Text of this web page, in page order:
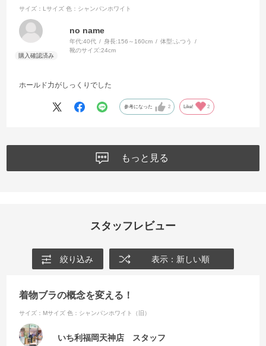
サイズ：Lサイズ 色：シャンパンホワイト
no name
年代:40代 身長:156～160cm 体型:ふつう
靴のサイズ:24cm
ホールド力がしっくりでした
参考になった 2 Like! 2
もっと見る
スタッフレビュー
絞り込み 表示：新しい順
着物ブラの概念を変える！
サイズ：Mサイズ 色：シャンパンホワイト（旧）
いち利福岡天神店 スタッフ